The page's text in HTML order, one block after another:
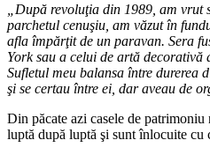
„După revoluţia din 1989, am
parchetul cenuşiu, am văzut în
afla împărţit de un paravan. Sera
York sau a celui de artă
Sufletul meu balansa între durerea
şi se certau între ei, dar aveau de
Din păcate azi casele de
luptă după luptă şi sunt înlocuite cu